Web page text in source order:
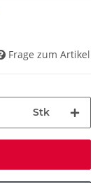
Frage zum Artikel
Stk